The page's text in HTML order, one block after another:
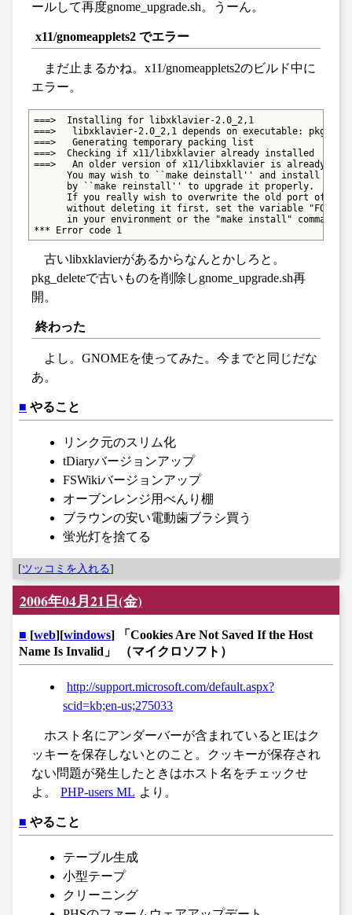
ールして再度gnome_upgrade.sh。うーん。
x11/gnomeapplets2 でエラー
まだ止まるかね。x11/gnomeapplets2のビルド中に
エラー。
===>  Installing for libxklavier-2.0_2,1
===>   libxklavier-2.0_2,1 depends on executable: pkg-
===>   Generating temporary packing list
===>  Checking if x11/libxklavier already installed
===>   An older version of x11/libxklavier is already
You may wish to ``make deinstall'' and install this
      by ``make reinstall'' to upgrade it properly.
If you really wish to overwrite the old port of
without deleting it first, set the variable
in your environment or the "make install" command
*** Error code 1
古いlibxklavierがあるからなんとかしろと。
pkg_deleteで古いものを削除しgnome_upgrade.sh再
開。
終わった
よし。GNOMEを使ってみた。今までと同じだな
あ。
■ やること
リンク元のスリム化
tDiaryバージョンアップ
FSWikiバージョンアップ
オーブンレンジ用べんり棚
ブラウンの安い電動歯ブラシ買う
蛍光灯を捨てる
[ツッコミを入れる]
2006年04月21日(金)
■ [web][windows] 「Cookies Are Not Saved If the Host
Name Is Invalid」 （マイクロソフト）
http://support.microsoft.com/default.aspx?
scid=kb;en-us;275033
ホスト名にアンダーバーが含まれているとIEはク
ッキーを保存しないとのこと。クッキーが保存され
ない問題が発生したときはホスト名をチェックせ
よ。
PHP-users ML より。
■ やること
テーブル生成
小型テープ
クリーニング